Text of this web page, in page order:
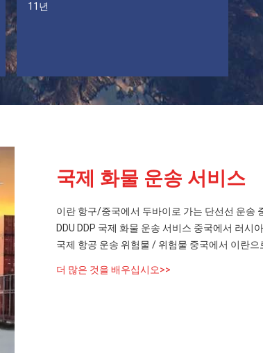
11년
국제 화물 운송 서비스
이란 항구/중국에서 두바이로 가는 단선선 운송
DDU DDP 국제 화물 운송 서비스 중국에서 러시
국제 항공 운송 위험물 / 위험물 중국에서 이란
더 많은 것을 배우십시오>>